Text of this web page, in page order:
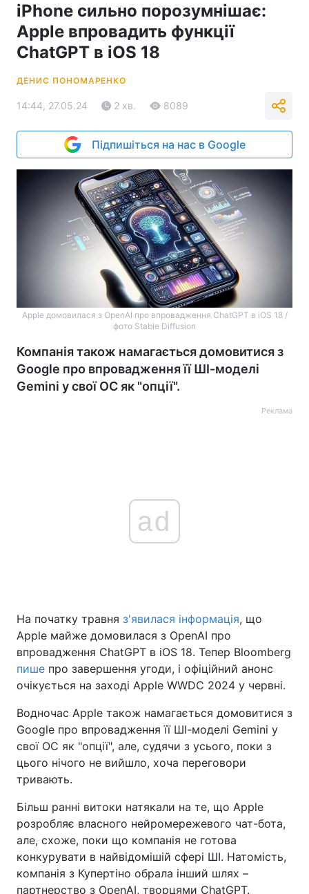
iPhone сильно порозумнішає:
Apple впровадить функції
ChatGPT в iOS 18
ДЕНИС ПОНОМАРЕНКО
14:44, 27.05.24 2 хв. 8089
Підпишіться на нас в Google
Apple домовилася з OpenAI про впровадження ChatGPT в iOS 18 /
фото Stable Diffusion
Компанія також намагається домовитися з
Google про впровадження її ШІ-моделі
Gemini у свої OC як "опції".
Реклама
ad
На початку травня з'явилася інформація, що
Apple майже домовилася з OpenAI про
впровадження ChatGPT в iOS 18. Тепер Bloomberg
пише про завершення угоди, і офіційний анонс
очікується на заході Apple WWDC 2024 у червні.
Водночас Apple також намагається домовитися з
Google про впровадження її ШІ-моделі Gemini у
свої OC як "опції", але, судячи з усього, поки з
цього нічого не вийшло, хоча переговори
тривають.
Більш ранні витоки натякали на те, що Apple
розробляє власного нейромережевого чат-бота,
але, схоже, поки що компанія не готова
конкурувати в найвідомішій сфері ШІ. Натомість,
компанія з Купертіно обрала інший шлях –
партнерство з OpenAI, творцями ChatGPT.